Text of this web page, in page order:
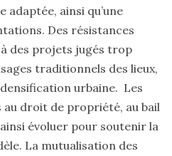
adaptée, ainsi qu’une
Des résistances
des projets jugés trop
traditionnels des lieux,
urbaine. Les
droit de propriété, au bail
évoluer pour soutenir la
La mutualisation des